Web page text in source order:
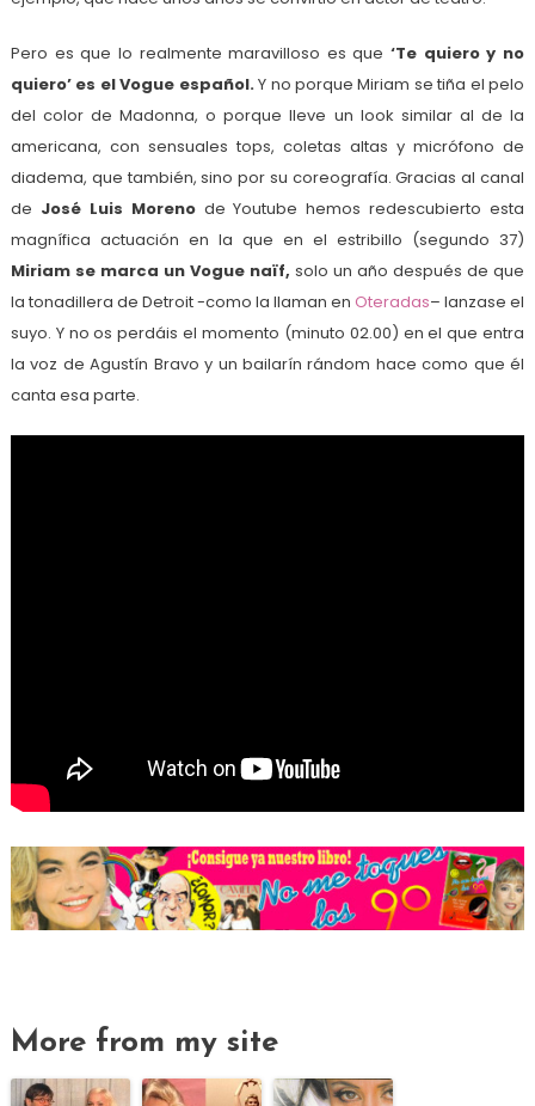
Pero es que lo realmente maravilloso es que‘Te quiero y no
quiero’ es el Vogue español.Y no porque Miriam se tiña el pelo
del color de Madonna, o porque lleve un look similar al de la
americana, con sensuales tops, coletas altas y micrófono de
diadema, que también, sino por su coreografía. Gracias al canal
de José Luis Morenode Youtube hemos redescubierto esta
magnífica actuación en la que en el estribillo (segundo 37)
Miriam se marca un Vogue naïf, solo un año después de que
la tonadillera de Detroit -como la llaman enOteradas– lanzase el
suyo. Y no os perdáis el momento (minuto 02.00) en el que entra
la voz de Agustín Bravo y un bailarín rándom hace como que él
canta esa parte.
More from my site